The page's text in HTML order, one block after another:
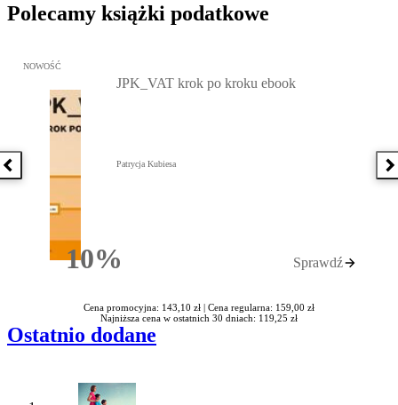
Polecamy książki podatkowe
Poprzednia książka
Przejdź do: JPK_VAT krok po kroku ebook, Patrycja Kubiesa -
NOWOŚĆ
10%Rabatu
JPK_VAT krok po kroku ebook
Patrycja Kubiesa
Sprawdź
Cena promocyjna: 143,10 zł | Cena regularna: 159,00 zł
Najniższa cena w ostatnich 30 dniach: 119,25 zł
Ostatnio dodane